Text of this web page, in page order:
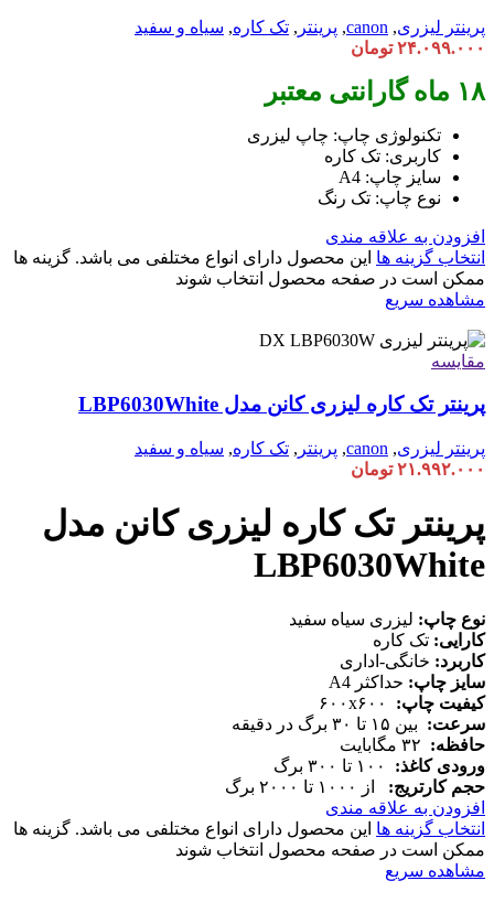
پرینتر لیزری,
canon
, پرینتر , تک کاره, سیاه و سفید
۲۴.۰۹۹.۰۰۰ تومان
۱۸ ماه گارانتی معتبر
تکنولوژی چاپ: چاپ لیزری
کاربری: تک کاره
سایز چاپ: A4
نوع چاپ: تک رنگ
افزودن به علاقه مندی
انتخاب گزینه ها این محصول دارای انواع مختلفی می باشد. گزینه ها
ممکن است در صفحه محصول انتخاب شوند
مشاهده سریع
مقایسه
پرینتر تک کاره لیزری کانن مدل LBP6030White
پرینتر لیزری,
canon
, پرینتر , تک کاره, سیاه و سفید
۲۱.۹۹۲.۰۰۰ تومان
پرینتر تک کاره لیزری کانن مدل
LBP6030White
نوع چاپ: لیزری سیاه سفید
کارایی: تک کاره
کاربرد: خانگی-اداری
سایز چاپ: حداکثر A4
کیفیت چاپ:
۶۰۰x۶۰۰
سرعت: بین ۱۵ تا ۳۰ برگ در دقیقه
حافظه: ۳۲ مگابایت
ورودی کاغذ:
۱۰۰ تا ۳۰۰ برگ
حجم کارتریج:
از ۱۰۰۰ تا ۲۰۰۰ برگ
افزودن به علاقه مندی
انتخاب گزینه ها این محصول دارای انواع مختلفی می باشد. گزینه ها
ممکن است در صفحه محصول انتخاب شوند
مشاهده سریع